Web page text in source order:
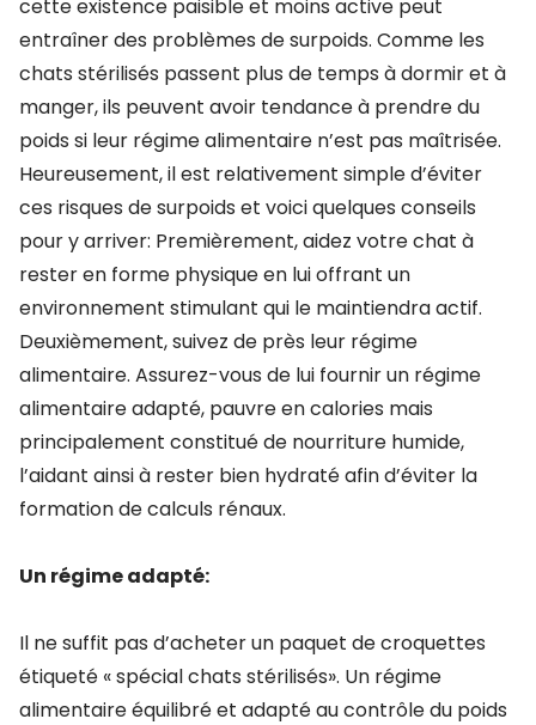
cette existence paisible et moins active peut
entraîner des problèmes de surpoids. Comme les
chats stérilisés passent plus de temps à dormir et à
manger, ils peuvent avoir tendance à prendre du
poids si leur régime alimentaire n’est pas maîtrisée.
Heureusement, il est relativement simple d’éviter
ces risques de surpoids et voici quelques conseils
pour y arriver: Premièrement, aidez votre chat à
rester en forme physique en lui offrant un
environnement stimulant qui le maintiendra actif.
Deuxièmement, suivez de près leur régime
alimentaire. Assurez-vous de lui fournir un régime
alimentaire adapté, pauvre en calories mais
principalement constitué de nourriture humide,
l’aidant ainsi à rester bien hydraté afin d’éviter la
formation de calculs rénaux.
Un régime adapté:
Il ne suffit pas d’acheter un paquet de croquettes
étiqueté « spécial chats stérilisés». Un régime
alimentaire équilibré et adapté au contrôle du poids